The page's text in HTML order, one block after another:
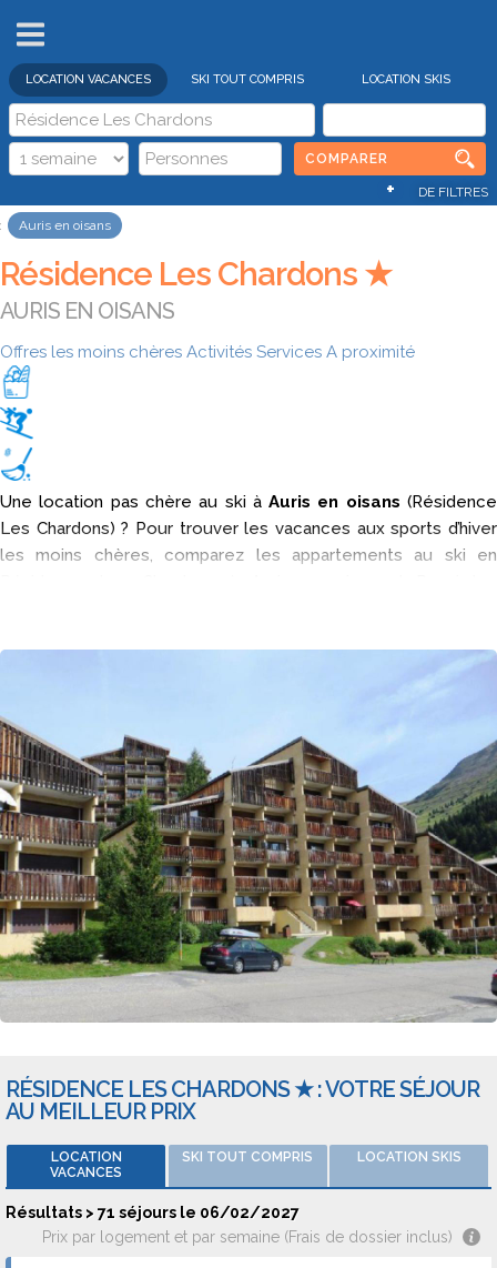
LOCATION VACANCES SKI TOUT COMPRIS LOCATION SKIS
COMPARER
+ DE FILTRES
Auris en oisans
Résidence Les Chardons ★
AURIS EN OISANS
Offres les moins chères Activités Services A proximité
Une location pas chère au ski àAuris en oisans (Résidence
Les Chardons) ? Pour trouver les vacances aux sports d’hiver
les moins chères, comparez les appartements au ski en
La résidence Les Chardons vous ouvre ses portes pour vos
vacances aux sports d'hiver à 200 mètres du centre d'Auris En
Oisans, en plein coeur du domaine skiable d'Alpe d'Huez Grand
Domaine, en Isère, dans les Alpes du Nord.
Activités et services
Les remontées mécaniques (Sures) sont à 200 mètres. Côté
supermarchés, vous pouvez aller au Sherpa, au Huit à Huit ou
au Petit Casino. Pour les restaurants, vous pouvez manger
après votre journée de ski au Yéti, au Tétras ou à La Bucherie.
Pour sortir nous vous conseillons d'aller au Schuss Bar, au
Sharkey's ou au Sphere Bar. Pour danser, défoulez-vous à
Types de logements
Les hébergements proposent les services suivants : l'option
ménage qui est facultative mais aussi un lit bébé. Vous
pourrez loger dans des 2 pièces 6 personnes 327, des studios
ski sont proposés par Le Ski Du Nord Au Sud, Locatour, Maeva
hiver ou La France Du Nord au Sud.
RÉSIDENCE LES CHARDONS ★ : VOTRE SÉJOUR
AU MEILLEUR PRIX
LOCATION
VACANCES
SKI TOUT COMPRIS LOCATION SKIS
Résultats > 71 séjours le 06/02/2027
Prix par logement et par semaine (Frais de dossier inclus)